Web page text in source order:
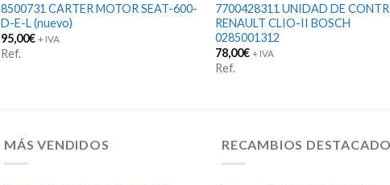
8500731 CARTER MOTOR SEAT-600-
D-E-L (nuevo)
95,00€ + IVA
Ref.
7700428311 UNIDAD DE
RENAULT CLIO-II BOSCH
0285001312
78,00€ + IVA
Ref.
MÁS VENDIDOS RECAMBIOS